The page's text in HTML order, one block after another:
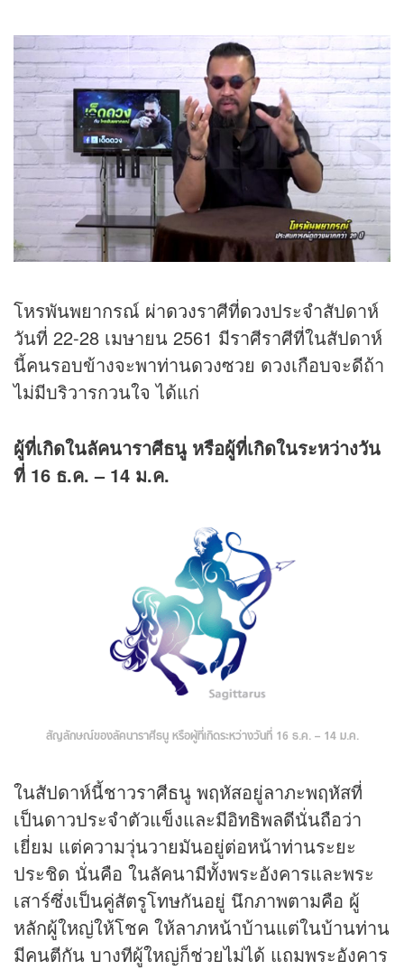
โหรพันพยากรณ์ ผ่าดวงราศีที่ดวงประจำสัปดาห์
วันที่ 22-28 เมษายน 2561 มีราศีราศีที่ในสัปดาห์
นี้คนรอบข้างจะพาท่านดวงซวย ดวงเกือบจะดีถ้า
ไม่มีบริวารกวนใจ ได้แก่
ผู้ที่เกิดในลัคนาราศีธนู หรือผู้ที่เกิดในระหว่างวัน
ที่ 16 ธ.ค. – 14 ม.ค.
สัญลักษณ์ของลัคนาราศีธนู หรือผู้ที่เกิดระหว่างวันที่ 16 ธ.ค. – 14 ม.ค.
ในสัปดาห์นี้ชาวราศีธนู พฤหัสอยู่ลาภะพฤหัสที่
เป็นดาวประจำตัวแข็งและมีอิทธิพลดีนั่นถือว่า
เยี่ยม แต่ความวุ่นวายมันอยู่ต่อหน้าท่านระยะ
ประชิด นั่นคือ ในลัคนามีทั้งพระอังคารและพระ
เสาร์ซึ่งเป็นคู่สัตรูโทษกันอยู่ นึกภาพตามคือ ผู้
หลักผู้ใหญ่ให้โชค ให้ลาภหน้าบ้านแต่ในบ้านท่าน
มีคนตีกัน บางทีผู้ใหญ่ก็ช่วยไม่ได้ แถมพระอังคาร